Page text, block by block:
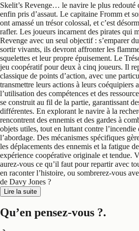
Skelit’s Revenge… le navire le plus redouté
enfin pris d’assaut. Le capitaine Fromm et
ont amassé un trésor colossal, et c’est
rafler. Les joueurs incarnent des pirates qui
Revenge avec un seul objectif : s’emparer
sortir vivants, ils devront affronter les
squelettes et leur propre épuisement. Le
jeu coopératif pour deux à cinq joueurs. Il
classique de points d’action, avec une
transmettre leurs actions à leurs coéquipiers
l’utilisation des compétences et des
se construit au fil de la partie, garantissant
différentes. En explorant le navire à la
rencontrent des ennemis et des gardes à
objets utiles, tout en luttant contre l’incendie
l’abordage. Des mécanismes spécifiques
les déplacements des ennemis et la fatigue
expérience coopérative originale et tendue.
aurez-vous ce qu’il faut pour repartir avec
en raconter l’histoire, ou sombrerez-vous
de Davy Jones ?
Lire la suite
Qu’en pensez-vous ?.